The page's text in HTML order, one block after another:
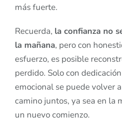
más fuerte.
Recuerda, la confianza no
la mañana, pero con
esfuerzo, es posible
perdido. Solo con
emocional se puede volver
camino juntos, ya sea en la
un nuevo comienzo.